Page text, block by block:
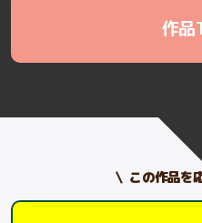
作品
この作品を